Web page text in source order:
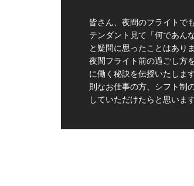
皆さん、夜間のフライトで
テンダント見て「何であん
と疑問に思ったことはあり
夜間フライト前の過ごし方
に働く秘訣を伝授いたしま
則なお仕事の方、シフト制
していただけたらと思いま